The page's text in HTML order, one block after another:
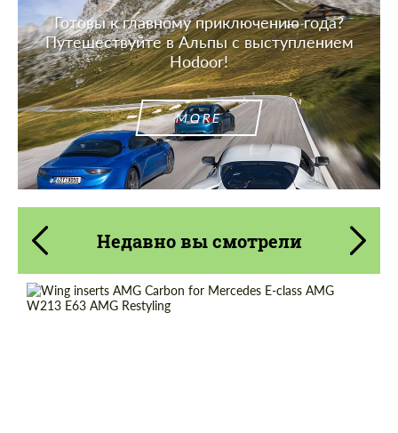
Готовы к главному приключению года?
Путешествуйте в Альпы с выступлением
Hodoor!
MORE
Недавно вы смотрели